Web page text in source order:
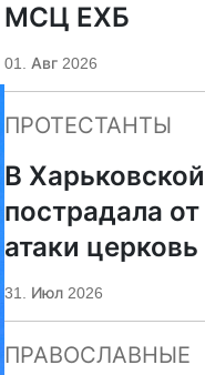
МСЦ ЕХБ
01. Авг 2026
ПРОТЕСТАНТЫ
В
пострадала
атаки
31. Июл 2026
ПРАВОСЛАВНЫЕ